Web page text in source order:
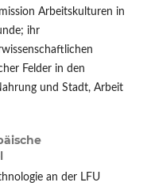
Arbeitskulturen in
ihr
Felder in den
und Stadt, Arbeit
an der LFU